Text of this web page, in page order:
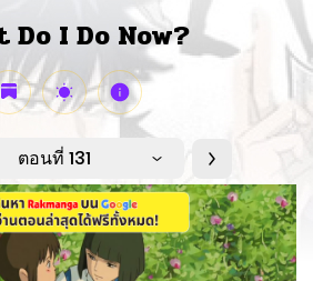
Do I Do Now?
ตอนที่ 131